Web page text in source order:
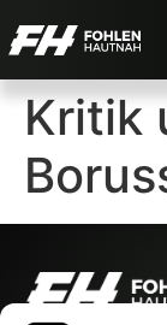
Kritik